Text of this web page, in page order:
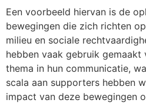
Een voorbeeld hiervan is de
bewegingen die zich richten
milieu en sociale
hebben vaak gebruik gemaakt
thema in hun communicatie,
scala aan supporters hebben
impact van deze bewegingen